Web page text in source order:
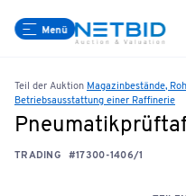
Menü
Teil der Auktion Magazinbestände,
Betriebsausstattung einer Raffinerie
TRADING #17300-1406/1